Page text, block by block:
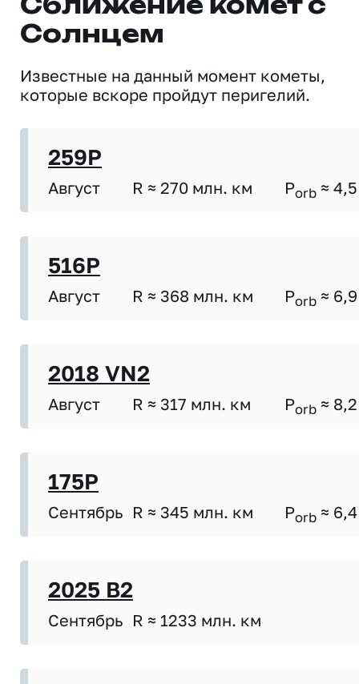
Сближение комет с
Солнцем
Известные на данный момент кометы,
которые вскоре пройдут перигелий.
259P
Август R ≈ 270 млн. км Porb ≈ 4,5
516P
Август R ≈ 368 млн. км Porb ≈ 6,9
2018 VN2
Август R ≈ 317 млн. км Porb ≈ 8,2
175P
Сентябрь R ≈ 345 млн. км Porb ≈ 6,4
2025 B2
Сентябрь R ≈ 1233 млн. км